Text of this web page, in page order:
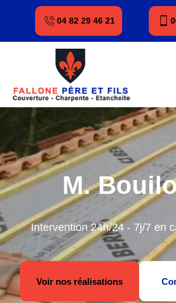
04 82 29 46 21
M.
Intervention 24h/24 - 7j/7 en
Voir nos réalisations